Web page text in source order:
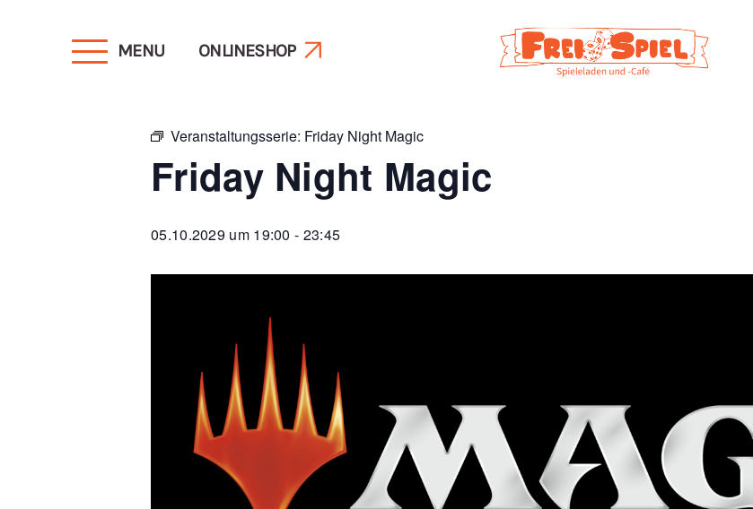
MENU ONLINESHOP
Veranstaltungsserie: Friday Night Magic
Friday Night Magic
05.10.2029 um 19:00 - 23:45